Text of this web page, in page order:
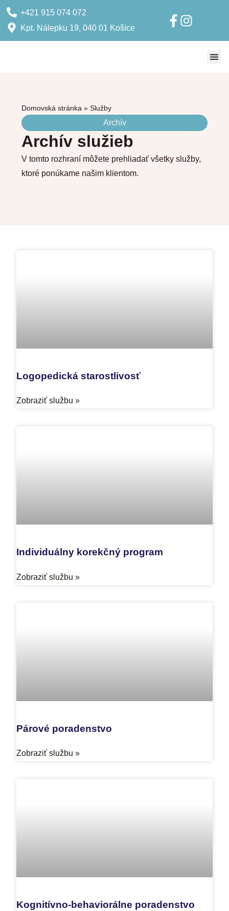
+421 915 074 072
Kpt. Nálepku 19, 040 01 Košice
Domovská stránka » Služby
Archív
Archív služieb
V tomto rozhraní môžete prehliadať všetky služby,
ktoré ponúkame našim klientom.
Logopedická starostlivosť
Zobraziť službu »
Individuálny korekčný program
Zobraziť službu »
Párové poradenstvo
Zobraziť službu »
Kognitívno-behaviorálne poradenstvo